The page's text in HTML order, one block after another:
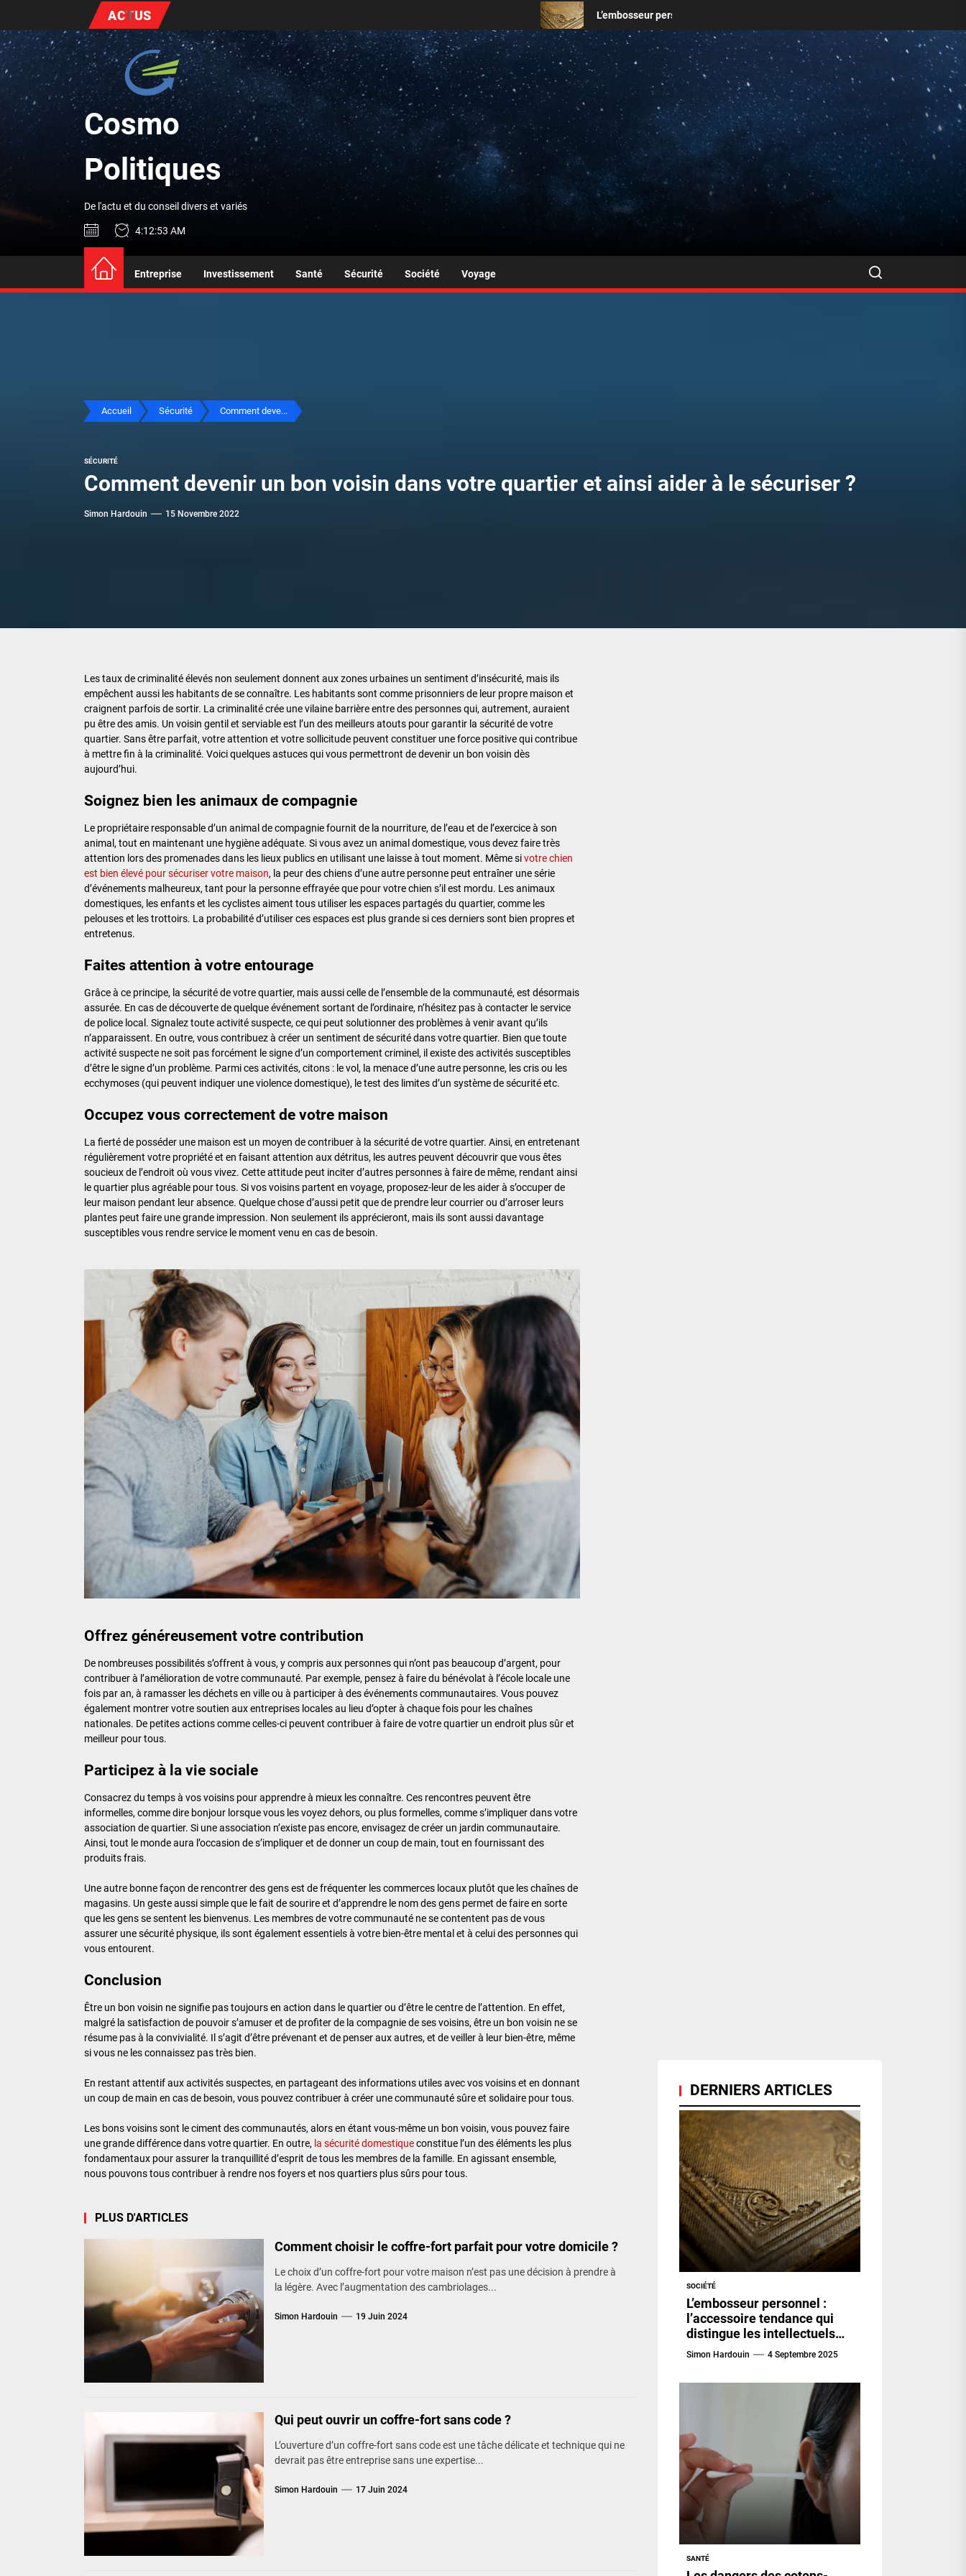
the
content
ACTUS L’embosseur personnel : l’accessoire tendance qui distingue les intellectuels d’aujourd’hui
Cosmo
Politiques
Cosmo
Politiques
De l'actu et du conseil divers et variés
4:12:55 AM
Entreprise Investissement Santé Sécurité Société Voyage
Accueil Sécurité Comment deve...
SÉCURITÉ
Comment devenir un bon voisin dans votre quartier et ainsi aider à le sécuriser ?
Simon Hardouin 15 Novembre 2022
Les taux de criminalité élevés non seulement donnent aux zones urbaines un sentiment d’insécurité, mais ils
empêchent aussi les habitants de se connaître. Les habitants sont comme prisonniers de leur propre maison et
craignent parfois de sortir. La criminalité crée une vilaine barrière entre des personnes qui, autrement, auraient
pu être des amis. Un voisin gentil et serviable est l’un des meilleurs atouts pour garantir la sécurité de votre
quartier. Sans être parfait, votre attention et votre sollicitude peuvent constituer une force positive qui contribue
à mettre fin à la criminalité. Voici quelques astuces qui vous permettront de devenir un bon voisin dès
aujourd’hui.
Soignez bien les animaux de compagnie
Le propriétaire responsable d’un animal de compagnie fournit de la nourriture, de l’eau et de l’exercice à son
animal, tout en maintenant une hygiène adéquate. Si vous avez un animal domestique, vous devez faire très
attention lors des promenades dans les lieux publics en utilisant une laisse à tout moment. Même sivotre chien
est bien élevé pour sécuriser votre maison, la peur des chiens d’une autre personne peut entraîner une série
d’événements malheureux, tant pour la personne effrayée que pour votre chien s’il est mordu. Les animaux
domestiques, les enfants et les cyclistes aiment tous utiliser les espaces partagés du quartier, comme les
pelouses et les trottoirs. La probabilité d’utiliser ces espaces est plus grande si ces derniers sont bien propres et
entretenus.
Faites attention à votre entourage
Grâce à ce principe, la sécurité de votre quartier, mais aussi celle de l’ensemble de la communauté, est désormais
assurée. En cas de découverte de quelque événement sortant de l’ordinaire, n’hésitez pas à contacter le service
de police local. Signalez toute activité suspecte, ce qui peut solutionner des problèmes à venir avant qu’ils
n’apparaissent. En outre, vous contribuez à créer un sentiment de sécurité dans votre quartier. Bien que toute
activité suspecte ne soit pas forcément le signe d’un comportement criminel, il existe des activités susceptibles
d’être le signe d’un problème. Parmi ces activités, citons : le vol, la menace d’une autre personne, les cris ou les
ecchymoses (qui peuvent indiquer une violence domestique), le test des limites d’un système de sécurité etc.
Occupez vous correctement de votre maison
La fierté de posséder une maison est un moyen de contribuer à la sécurité de votre quartier. Ainsi, en entretenant
régulièrement votre propriété et en faisant attention aux détritus, les autres peuvent découvrir que vous êtes
soucieux de l’endroit où vous vivez. Cette attitude peut inciter d’autres personnes à faire de même, rendant ainsi
le quartier plus agréable pour tous. Si vos voisins partent en voyage, proposez-leur de les aider à s’occuper de
leur maison pendant leur absence. Quelque chose d’aussi petit que de prendre leur courrier ou d’arroser leurs
plantes peut faire une grande impression. Non seulement ils apprécieront, mais ils sont aussi davantage
susceptibles vous rendre service le moment venu en cas de besoin.
Offrez généreusement votre contribution
De nombreuses possibilités s’offrent à vous, y compris aux personnes qui n’ont pas beaucoup d’argent, pour
contribuer à l’amélioration de votre communauté. Par exemple, pensez à faire du bénévolat à l’école locale une
fois par an, à ramasser les déchets en ville ou à participer à des événements communautaires. Vous pouvez
également montrer votre soutien aux entreprises locales au lieu d’opter à chaque fois pour les chaînes
nationales. De petites actions comme celles-ci peuvent contribuer à faire de votre quartier un endroit plus sûr et
meilleur pour tous.
Participez à la vie sociale
Consacrez du temps à vos voisins pour apprendre à mieux les connaître. Ces rencontres peuvent être
informelles, comme dire bonjour lorsque vous les voyez dehors, ou plus formelles, comme s’impliquer dans votre
association de quartier. Si une association n’existe pas encore, envisagez de créer un jardin communautaire.
Ainsi, tout le monde aura l’occasion de s’impliquer et de donner un coup de main, tout en fournissant des
produits frais.
Une autre bonne façon de rencontrer des gens est de fréquenter les commerces locaux plutôt que les chaînes de
magasins. Un geste aussi simple que le fait de sourire et d’apprendre le nom des gens permet de faire en sorte
que les gens se sentent les bienvenus. Les membres de votre communauté ne se contentent pas de vous
assurer une sécurité physique, ils sont également essentiels à votre bien-être mental et à celui des personnes qui
vous entourent.
Conclusion
Être un bon voisin ne signifie pas toujours en action dans le quartier ou d’être le centre de l’attention. En effet,
malgré la satisfaction de pouvoir s’amuser et de profiter de la compagnie de ses voisins, être un bon voisin ne se
résume pas à la convivialité. Il s’agit d’être prévenant et de penser aux autres, et de veiller à leur bien-être, même
si vous ne les connaissez pas très bien.
En restant attentif aux activités suspectes, en partageant des informations utiles avec vos voisins et en donnant
un coup de main en cas de besoin, vous pouvez contribuer à créer une communauté sûre et solidaire pour tous.
Les bons voisins sont le ciment des communautés, alors en étant vous-même un bon voisin, vous pouvez faire
une grande différence dans votre quartier. En outre, la sécurité domestiqueconstitue l’un des éléments les plus
fondamentaux pour assurer la tranquillité d’esprit de tous les membres de la famille. En agissant ensemble,
nous pouvons tous contribuer à rendre nos foyers et nos quartiers plus sûrs pour tous.
PLUS D'ARTICLES
Comment choisir le coffre-fort parfait pour votre domicile ?
Le choix d’un coffre-fort pour votre maison n’est pas une décision à prendre à
la légère. Avec l’augmentation des cambriolages...
Simon Hardouin 19 Juin 2024
Qui peut ouvrir un coffre-fort sans code ?
L’ouverture d’un coffre-fort sans code est une tâche délicate et technique qui ne
devrait pas être entreprise sans une expertise...
Simon Hardouin 17 Juin 2024
DERNIERS ARTICLES
SOCIÉTÉ
L’embosseur personnel :
l’accessoire tendance qui
distingue les intellectuels
d’aujourd’hui
Simon Hardouin 4 Septembre 2025
SANTÉ